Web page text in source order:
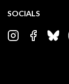
SOCIALS